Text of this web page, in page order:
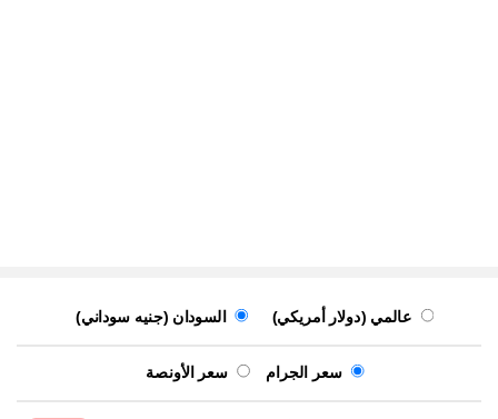
عالمي (دولار أمريكي) السودان (جنيه سوداني)
سعر الجرام سعر الأونصة